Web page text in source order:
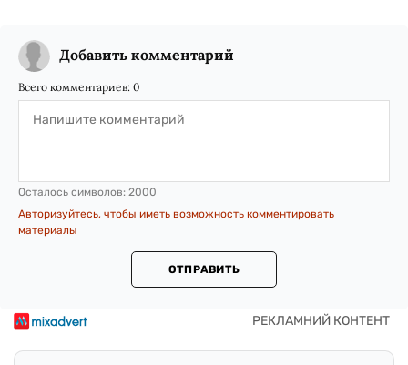
Добавить комментарий
Всего комментариев: 0
Осталось символов: 2000
Авторизуйтесь, чтобы иметь возможность комментировать
материалы
ОТПРАВИТЬ